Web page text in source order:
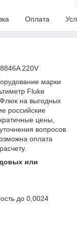
Оплата
220V
марки
Fluke
на выгодных
российские
цены,
вопросов
оплата
или
до 0,0024